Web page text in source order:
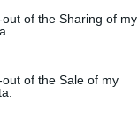
of the Sharing of my
of the Sale of my
Ago 2026
Mag 2024